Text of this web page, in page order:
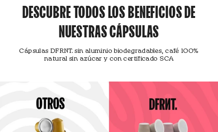
DESCUBRE TODOS LOS BENEFICIOS DE
NUESTRAS CÁPSULAS
Cápsulas DFRNT. sin aluminio biodegradables, café 100%
natural sin azúcar y con certificado SCA